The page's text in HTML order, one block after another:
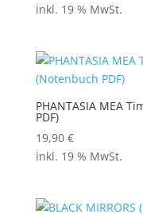
inkl. 19 % MwSt.
PHANTASIA MEA
PDF)
19,90 €
inkl. 19 % MwSt.